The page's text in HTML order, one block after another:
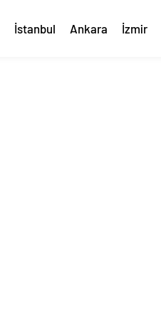
İstanbul Ankara İzmir